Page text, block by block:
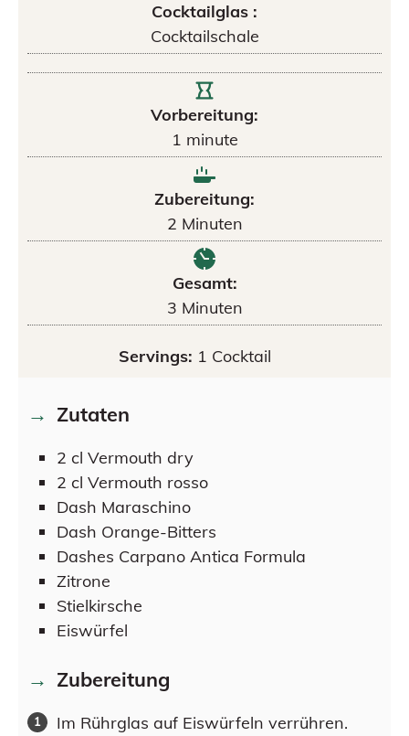
Cocktailglas :
Cocktailschale
Vorbereitung:
1 minute
Zubereitung:
2 Minuten
Gesamt:
3 Minuten
Servings: 1 Cocktail
Zutaten
2 cl Vermouth dry
2 cl Vermouth rosso
Dash Maraschino
Dash Orange-Bitters
Dashes Carpano Antica Formula
Zitrone
Stielkirsche
Eiswürfel
Zubereitung
Im Rührglas auf Eiswürfeln verrühren.